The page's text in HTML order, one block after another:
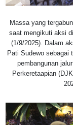
Massa yang
saat mengikuti aksi
(1/9/2025). Dalam
Pati Sudewo sebagai
pembangunan
Perkeretaapian